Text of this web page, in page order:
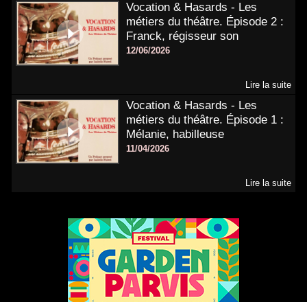
Vocation & Hasards - Les
métiers du théâtre. Épisode 2 :
Franck, régisseur son
12/06/2026
Lire la suite
Vocation & Hasards - Les
métiers du théâtre. Épisode 1 :
Mélanie, habilleuse
11/04/2026
Lire la suite